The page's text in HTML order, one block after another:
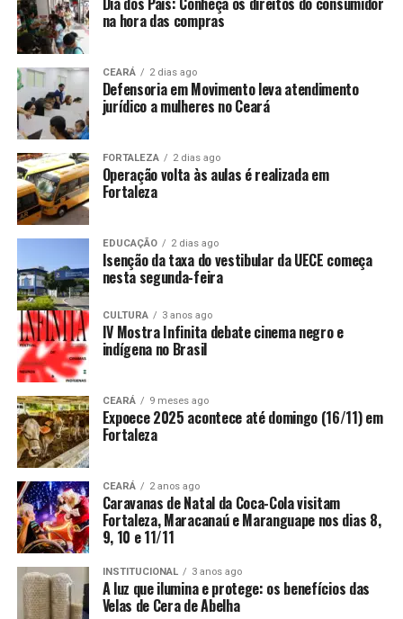
na hora das compras
CEARÁ 2 dias ago
Defensoria em Movimento leva atendimento
jurídico a mulheres no Ceará
FORTALEZA 2 dias ago
Operação volta às aulas é realizada em
Fortaleza
EDUCAÇÃO 2 dias ago
Isenção da taxa do vestibular da UECE começa
nesta segunda-feira
CULTURA 3 anos ago
IV Mostra Infinita debate cinema negro e
indígena no Brasil
CEARÁ 9 meses ago
Expoece 2025 acontece até domingo (16/11) em
Fortaleza
CEARÁ 2 anos ago
Caravanas de Natal da Coca-Cola visitam
Fortaleza, Maracanaú e Maranguape nos dias 8,
9, 10 e 11/11
INSTITUCIONAL 3 anos ago
A luz que ilumina e protege: os benefícios das
Velas de Cera de Abelha